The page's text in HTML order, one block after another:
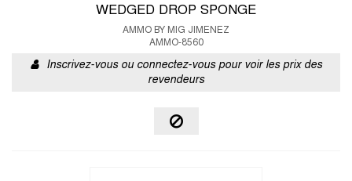
WEDGED DROP SPONGE
AMMO BY MIG JIMENEZ
AMMO-8560
Inscrivez-vous ou connectez-vous pour voir les prix des
revendeurs